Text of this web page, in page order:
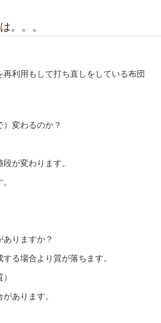
。。。
利用もして打ち直しをしている布団
変わるのか？
が変わります。
ありますか？
る場合より質が落ちます。
あります。